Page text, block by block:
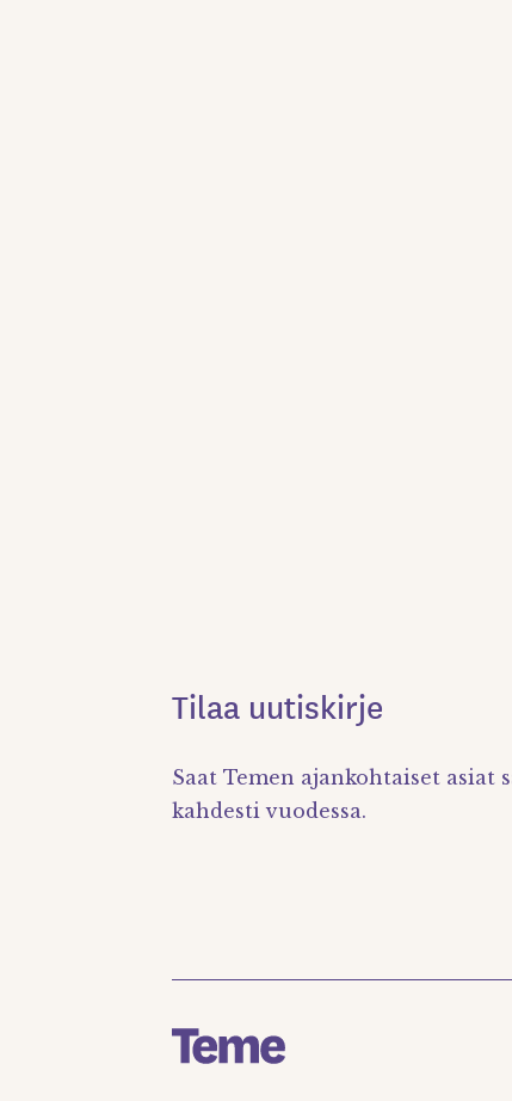
Tilaa uutiskirje
Saat Temen ajankohtaiset asiat
kahdesti vuodessa.